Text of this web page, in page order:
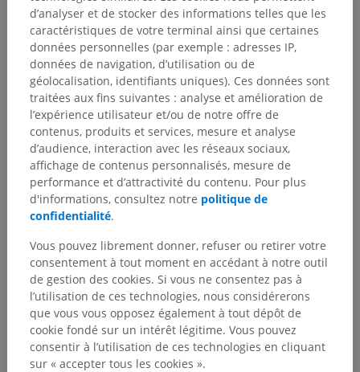
d’analyser et de stocker des informations telles que les
caractéristiques de votre terminal ainsi que certaines
données personnelles (par exemple : adresses IP,
données de navigation, d’utilisation ou de
géolocalisation, identifiants uniques). Ces données sont
traitées aux fins suivantes : analyse et amélioration de
l’expérience utilisateur et/ou de notre offre de
contenus, produits et services, mesure et analyse
d’audience, interaction avec les réseaux sociaux,
affichage de contenus personnalisés, mesure de
performance et d’attractivité du contenu. Pour plus
d'informations, consultez notre politique de
confidentialité.
Vous pouvez librement donner, refuser ou retirer votre
consentement à tout moment en accédant à notre outil
de gestion des cookies. Si vous ne consentez pas à
l’utilisation de ces technologies, nous considérerons
que vous vous opposez également à tout dépôt de
cookie fondé sur un intérêt légitime. Vous pouvez
consentir à l’utilisation de ces technologies en cliquant
sur « accepter tous les cookies ».